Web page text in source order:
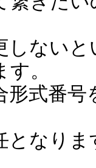
しない
。
形式番
となり